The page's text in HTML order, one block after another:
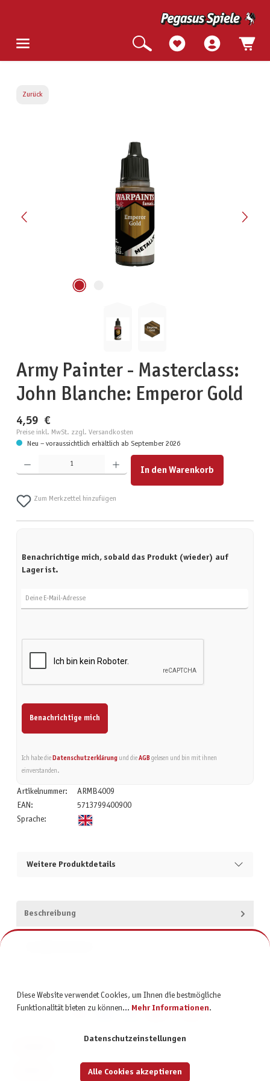
Zurück
Army Painter - Masterclass:
John Blanche: Emperor Gold
4,59 €
Preise inkl. MwSt. zzgl. Versandkosten
Neu – voraussichtlich erhältlich ab September 2026
Produkt Anzahl: Gib den gewünschten Wert ein oder benutze die Schaltflächen um die Anzahl zu
In den Warenkorb
Zum Merkzettel hinzufügen
Benachrichtige mich, sobald das Produkt (wieder) auf
Lager ist.
Benachrichtige mich
Ich habe die Datenschutzerklärungund die AGBgelesen und bin mit ihnen
einverstanden.
Artikelnummer:
ARMB4009
EAN:
5713799400900
Sprache:
Weitere Produktdetails
Beschreibung
Diese Website verwendet Cookies, um Ihnen die bestmögliche
Funktionalität bieten zu können... Mehr Informationen.
Datenschutzeinstellungen
Alle Cookies akzeptieren